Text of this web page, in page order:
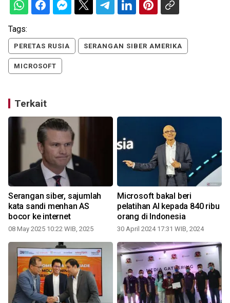
Tags:
PERETAS RUSIA SERANGAN SIBER AMERIKA
MICROSOFT
Terkait
Serangan siber, sajumlah
kata sandi menhan AS
bocor ke internet
08 May 2025 10:22 WIB, 2025
Microsoft bakal beri
pelatihan AI kepada 840 ribu
orang di Indonesia
30 April 2024 17:31 WIB, 2024